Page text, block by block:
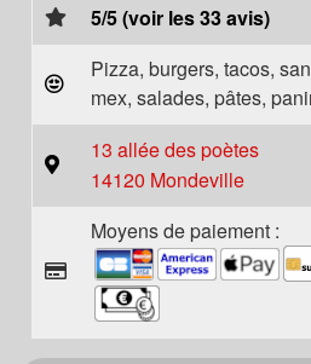
5/5 (voir les 33 avis)
Pizza, burgers, tacos,
mex, salades, pâtes,
13 allée des poètes
14120 Mondeville
Moyens de paiement :